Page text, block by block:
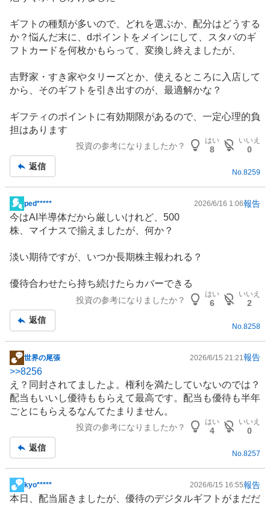
事
ギフトの種類が多いので、どれを選ぶか、配分はどうする
か？悩んだ末に、dポイントをメインにして、スタバのギ
フトカードを何枚かもらって、変換し終えましたが、
吉野家・すき家やタリーズとか、使えるところに入店して
から、そのギフトを引き出すのが、最適解かな？
ギフティのポイントに有効期限があるので、一定心理的負
担はあります
投資の参考になりましたか？
はい
8
いいえ
0
返信
No.8259
掲
示
板
事
ped***** 2026/6/16 1:06報告
今はAI 半導体だから厳しいけれど、500
株、マイナスで揃えましたが、何か？
淡い期待ですが、いつか長期株主報われる？
優待合わせたら持ち続けたらカバーできる
投資の参考になりましたか？
はい
6
いいえ
2
返信
No. 8258
掲
示
板
記
事
世界の尾張 2026/6/15 21:21 報告
>>8256
え？同封されてましたよ。権利を満たしていないのでは？
配当もいいし優待ももらえて最高です。配当も優待も半年
ごとにもらえるなんてたまりません。
投資の参考になりましたか？
はい
4
いいえ
0
返信
No.8257
掲
示
kyo***** 2026/6/15 16:55報告
本日、配当届きましたが、優待のデジタルギフトがまだだ